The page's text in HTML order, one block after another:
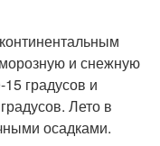
и снежную
градусов и
Лето в
осадками.